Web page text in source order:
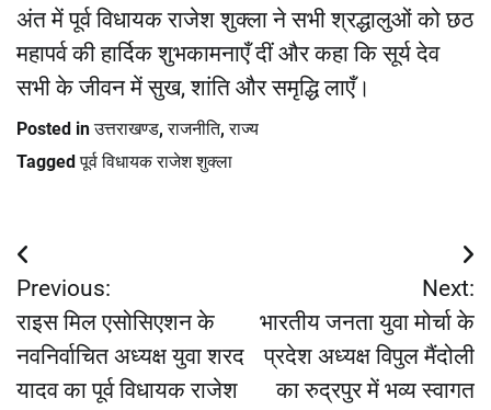
अंत में पूर्व विधायक राजेश शुक्ला ने सभी श्रद्धालुओं को छठ
महापर्व की हार्दिक शुभकामनाएँ दीं और कहा कि सूर्य देव
सभी के जीवन में सुख, शांति और समृद्धि लाएँ।
Posted inउत्तराखण्ड,राजनीति,राज्य
Taggedपूर्व विधायक राजेश शुक्ला
Post
navigation
Previous:
राइस मिल एसोसिएशन के
नवनिर्वाचित अध्यक्ष युवा शरद
यादव का पूर्व विधायक राजेश
Next:
भारतीय जनता युवा मोर्चा के
प्रदेश अध्यक्ष विपुल मैंदोली
का रुद्रपुर में भव्य स्वागत